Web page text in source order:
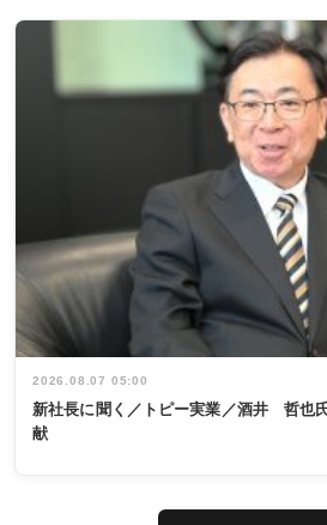
2026.08.07 05:00
新社長に聞く／トピー実業／酒井 哲也
献